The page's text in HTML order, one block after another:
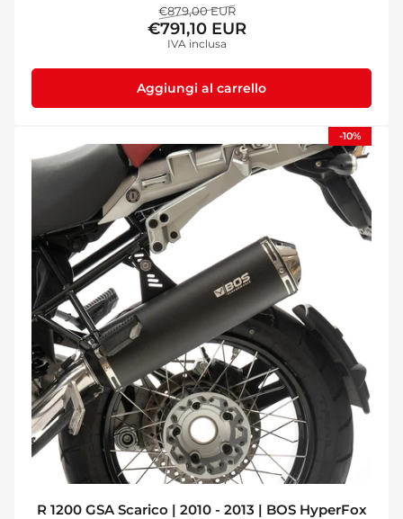
Prezzo
standard
€879,00 EURPrezzo
di
€791,10 EUR
IVA inclusa
Aggiungi al carrello
-10%
R 1200 GSA Scarico | 2010 - 2013 | BOS HyperFox